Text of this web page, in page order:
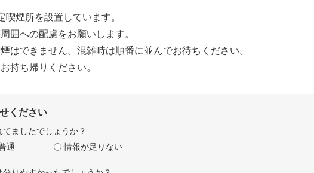
煙所を設置しています。
囲への配慮をお願いします。
はできません。混雑時は順番に並んでお待ちください。
持ち帰りください。
ください
ましたでしょうか？
通 情報が足りない